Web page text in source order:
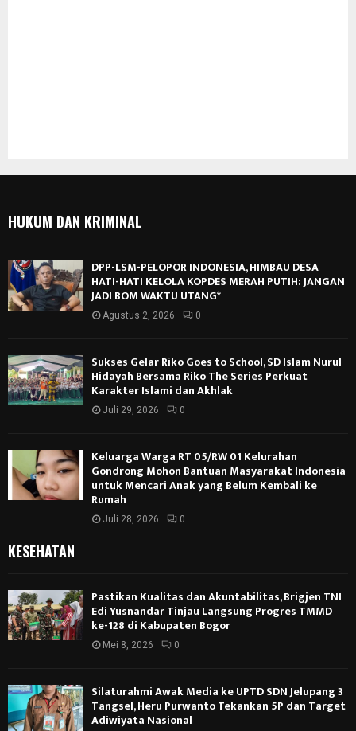
HUKUM DAN KRIMINAL
DPP-LSM-PELOPOR INDONESIA, HIMBAU DESA
HATI-HATI KELOLA KOPDES MERAH PUTIH: JANGAN
JADI BOM WAKTU UTANG*
Agustus 2, 2026 0
Sukses Gelar Riko Goes to School, SD Islam Nurul
Hidayah Bersama Riko The Series Perkuat
Karakter Islami dan Akhlak
Juli 29, 2026 0
Keluarga Warga RT 05/RW 01 Kelurahan
Gondrong Mohon Bantuan Masyarakat Indonesia
untuk Mencari Anak yang Belum Kembali ke
Rumah
Juli 28, 2026 0
KESEHATAN
Pastikan Kualitas dan Akuntabilitas, Brigjen TNI
Edi Yusnandar Tinjau Langsung Progres TMMD
ke-128 di Kabupaten Bogor
Mei 8, 2026 0
Silaturahmi Awak Media ke UPTD SDN Jelupang 3
Tangsel, Heru Purwanto Tekankan 5P dan Target
Adiwiyata Nasional